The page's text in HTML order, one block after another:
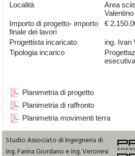
Località
Area
Valentino
Importo di progetto- importo
finale dei lavori
€
Progettista incaricato
ing. Ivan
Tipologia incarico
Planimetria di progetto
Planimetria di raffronto
Planimetria movimenti terra
Studio Associato di Ingegneria di
Ing. Farina Giordano e Ing. Veronesi